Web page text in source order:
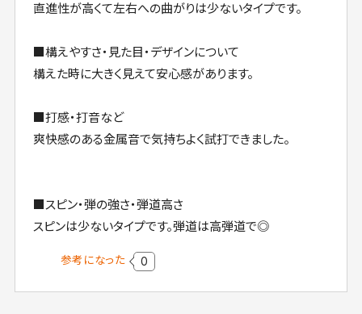
直進性が高くて左右への曲がりは少ないタイプです。
■構えやすさ・見た目・デザインについて
構えた時に大きく見えて安心感があります。
■打感・打音など
爽快感のある金属音で気持ちよく試打できました。
■スピン・弾の強さ・弾道高さ
スピンは少ないタイプです。弾道は高弾道で◎
参考になった 0